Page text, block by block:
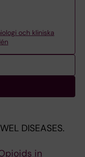
och kliniska
DISEASES.
in